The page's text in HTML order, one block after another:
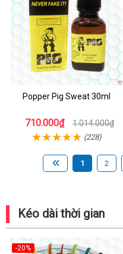
Popper Pig Sweat 30ml
710.000₫ 1.014.000₫
(228)
1 2
Kéo dài thời gian
-20%